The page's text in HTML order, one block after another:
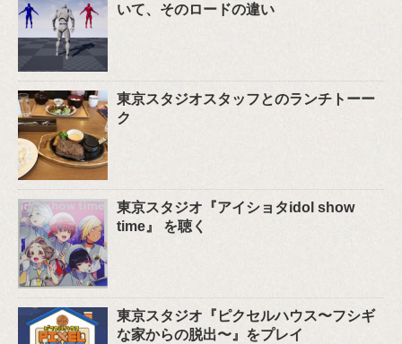
いて、そのロードの違い
東京スタジオスタッフとのランチトーー
ク
東京スタジオ『アイショタidol show
time』 を聴く
東京スタジオ『ピクセルハウス〜フシギ
な家からの脱出〜』をプレイ